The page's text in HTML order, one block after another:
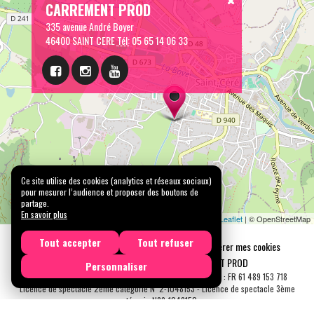
CARREMENT PROD
335 avenue André Boyer
46400 SAINT CERETél:05 65 14 06 33
Leaflet | © OpenStreetMap
Mentions légales Confidentialité
Gérer mes cookies
Tous droits réservés © 2026 |
CARREMENT PROD
N° SIRET : 489 153 718 00031 - APE : 9001 Z - N° TVA Int. : FR 61 489 153 718
Licence de spectacle 2ème catégorie N°2-1048153 - Licence de spectacle 3ème
catégorie N°3-1048152
Ce site utilise des cookies (analytics et réseaux sociaux)
pour mesurer l’audience et proposer des boutons de
partage.
En savoir plus
Tout accepter
Tout refuser
Personnaliser